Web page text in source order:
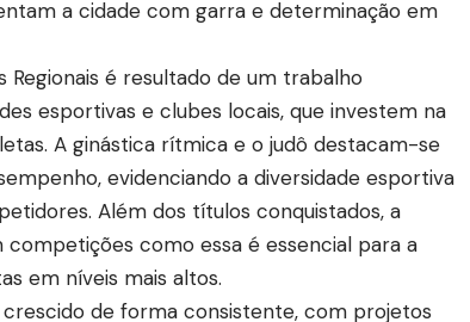
a cidade com garra e determinação em
Regionais é resultado de um trabalho
esportivas e clubes locais, que investem na
A ginástica rítmica e o judô destacam-se
evidenciando a diversidade esportiva
Além dos títulos conquistados, a
como essa é essencial para a
em níveis mais altos.
de forma consistente, com projetos